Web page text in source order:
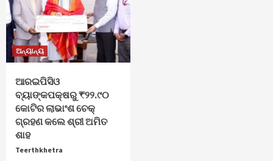
ଅନ୍ୟାନ୍ୟ
ଆରଇପିସିଓ
ବ୍ୟାଙ୍କପକ୍ଷରୁ ₹୨୨.୯୦
କୋଟିର ଲାଭାଂଶ ଚେକ୍
ଗ୍ରହଣ କଲେ ଶ୍ରୀ ଅମିତ
ଶାହ
Teerthkhetra